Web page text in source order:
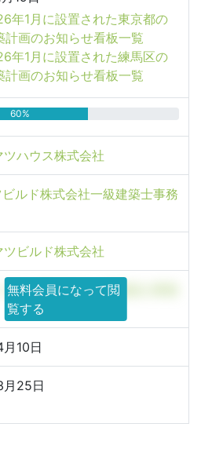
年1月に設置された東京都の
計画のお知らせ看板一覧
年1月に設置された練馬区の
計画のお知らせ看板一覧
60%
ツハウス株式会社
ルド株式会社一級建築士事務
ツビルド株式会社
ビルド株式会社一級建築士事務
無料会員になって閲
覧する
10日
25日